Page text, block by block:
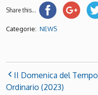
Share this...
Categorie: NEWS
II Domenica del Tempo
Ordinario (2023)